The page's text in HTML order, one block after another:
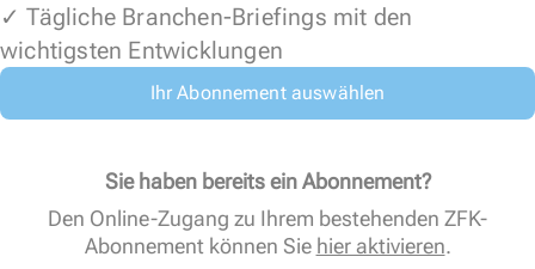
✓ Tägliche Branchen-Briefings mit den
wichtigsten Entwicklungen
Ihr Abonnement auswählen
Sie haben bereits ein Abonnement?
Den Online-Zugang zu Ihrem bestehenden ZFK-
Abonnement können Sie hier aktivieren.